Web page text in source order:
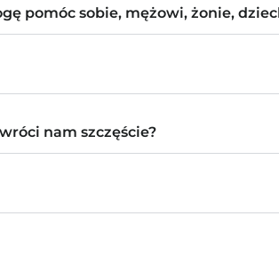
pomóc sobie, mężowi, żonie,
nam szczęście?